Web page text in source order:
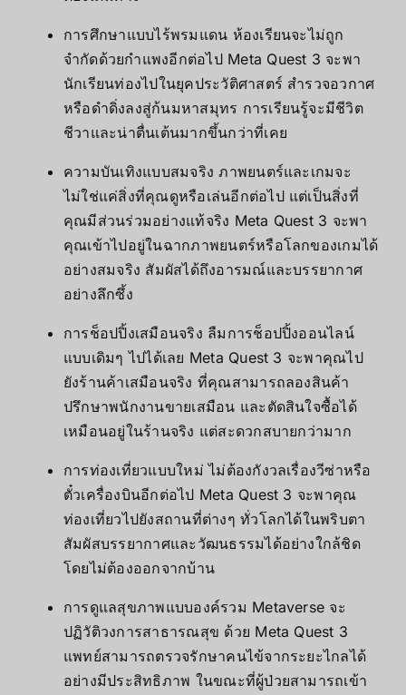
การศึกษาแบบไร้พรมแดน ห้องเรียนจะไม่ถูก
จำกัดด้วยกำแพงอีกต่อไป Meta Quest 3 จะพา
นักเรียนท่องไปในยุคประวัติศาสตร์ สำรวจอวกาศ
หรือดำดิ่งลงสู่ก้นมหาสมุทร การเรียนรู้จะมีชีวิต
ชีวาและน่าตื่นเต้นมากขึ้นกว่าที่เคย
ความบันเทิงแบบสมจริง ภาพยนตร์และเกมจะ
ไม่ใช่แค่สิ่งที่คุณดูหรือเล่นอีกต่อไป แต่เป็นสิ่งที่
คุณมีส่วนร่วมอย่างแท้จริง Meta Quest 3 จะพา
คุณเข้าไปอยู่ในฉากภาพยนตร์หรือโลกของเกมได้
อย่างสมจริง สัมผัสได้ถึงอารมณ์และบรรยากาศ
อย่างลึกซึ้ง
การช็อปปิ้งเสมือนจริง ลืมการช็อปปิ้งออนไลน์
แบบเดิมๆ ไปได้เลย Meta Quest 3 จะพาคุณไป
ยังร้านค้าเสมือนจริง ที่คุณสามารถลองสินค้า
ปรึกษาพนักงานขายเสมือน และตัดสินใจซื้อได้
เหมือนอยู่ในร้านจริง แต่สะดวกสบายกว่ามาก
การท่องเที่ยวแบบใหม่ ไม่ต้องกังวลเรื่องวีซ่าหรือ
ตั๋วเครื่องบินอีกต่อไป Meta Quest 3 จะพาคุณ
ท่องเที่ยวไปยังสถานที่ต่างๆ ทั่วโลกได้ในพริบตา
สัมผัสบรรยากาศและวัฒนธรรมได้อย่างใกล้ชิด
โดยไม่ต้องออกจากบ้าน
การดูแลสุขภาพแบบองค์รวม Metaverse จะ
ปฏิวัติวงการสาธารณสุข ด้วย Meta Quest 3
แพทย์สามารถตรวจรักษาคนไข้จากระยะไกลได้
อย่างมีประสิทธิภาพ ในขณะที่ผู้ป่วยสามารถเข้า